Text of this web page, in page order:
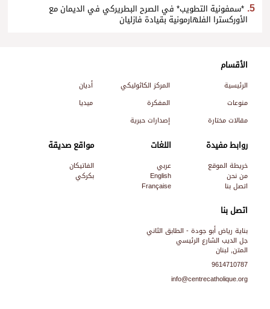
*سمفونية التطويب* في الصرح البطريركي في الديمان مع
الأوركسترا الفلهارمونية بقيادة فازليان
اتصل بنا
بناية رياض أبو جودة - الطابق الثاني
جل الديب الشارع الرئيسي
المتن, لبنان
9614710787
info@centrecatholique.org
الأقسام
الرئيسية المركز الكاثوليكي
أديان
منوعات
المفكرة
ميديا
مقالات مختارة
إصدارات حبرية
روابط مفيدة
خريطة الموقع
من نحن
اتصل بنا
اللغات
عربي
English
Française
مواقع صديقة
الفاتيكان
بكركي